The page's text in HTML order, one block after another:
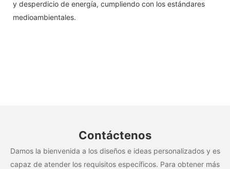
y desperdicio de energía, cumpliendo con los estándares
medioambientales.
Contáctenos
Damos la bienvenida a los diseños e ideas personalizados y es
capaz de atender los requisitos específicos. Para obtener más